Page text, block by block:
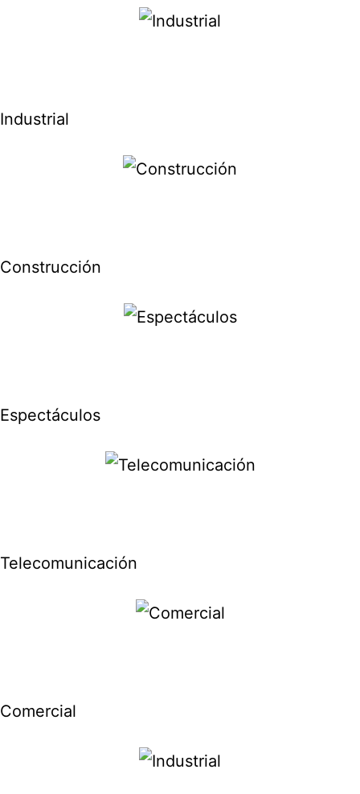
Industrial
Construcción
Espectáculos
Telecomunicación
Comercial